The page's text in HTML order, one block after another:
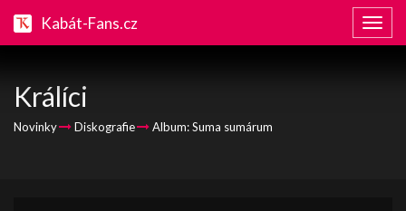
Kabát-Fans.cz
Králíci
Novinky Diskografie Album: Suma sumárum